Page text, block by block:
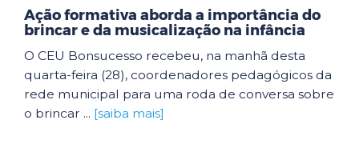
Ação formativa aborda a importância do
brincar e da musicalização na infância
O CEU Bonsucesso recebeu, na manhã desta
quarta-feira (28), coordenadores pedagógicos da
rede municipal para uma roda de conversa sobre
o brincar ... [saiba mais]